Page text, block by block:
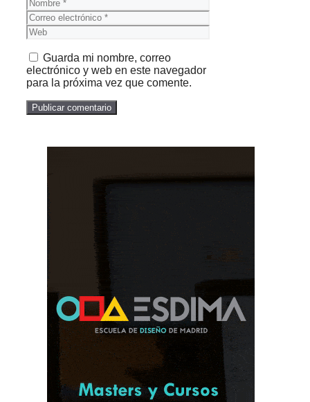
Correo
electrónico
Web
Guarda mi nombre, correo
electrónico y web en este navegador
para la próxima vez que comente.